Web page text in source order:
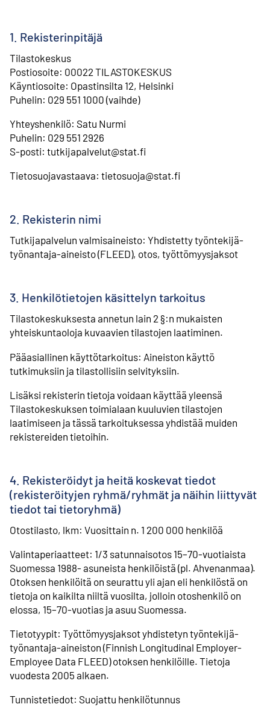
1. Rekisterinpitäjä
Tilastokeskus
Postiosoite: 00022 TILASTOKESKUS
Käyntiosoite: Opastinsilta 12, Helsinki
Puhelin: 029 551 1000 (vaihde)
Yhteyshenkilö: Satu Nurmi
⁠Puhelin: 029 551 2926
⁠S-posti: tutkijapalvelut@stat.fi
Tietosuojavastaava: tietosuoja@stat.fi
2. Rekisterin nimi
Tutkijapalvelun valmisaineisto: Yhdistetty työntekijä-
työnantaja-aineisto (FLEED), otos, työttömyysjaksot
3. Henkilötietojen käsittelyn tarkoitus
Tilastokeskuksesta annetun lain 2 §:n mukaisten
yhteiskuntaoloja kuvaavien tilastojen laatiminen.
Pääasiallinen käyttötarkoitus: Aineiston käyttö
tutkimuksiin ja tilastollisiin selvityksiin.
Lisäksi rekisterin tietoja voidaan käyttää yleensä
Tilastokeskuksen toimialaan kuuluvien tilastojen
laatimiseen ja tässä tarkoituksessa yhdistää muiden
rekistereiden tietoihin.
4. Rekisteröidyt ja heitä koskevat tiedot
(rekisteröityjen ryhmä/ryhmät ja näihin liittyvät
tiedot tai tietoryhmä)
Otostilasto, lkm: Vuosittain n. 1 200 000 henkilöä
Valintaperiaatteet: 1/3 satunnaisotos 15–70-vuotiaista
Suomessa 1988- asuneista henkilöistä (pl. Ahvenanmaa).
Otoksen henkilöitä on seurattu yli ajan eli henkilöstä on
tietoja on kaikilta niiltä vuosilta, jolloin otoshenkilö on
elossa, 15–70-vuotias ja asuu Suomessa.
Tietotyypit: Työttömyysjaksot yhdistetyn työntekijä-
työnantaja-aineiston (Finnish Longitudinal Employer-
Employee Data FLEED) otoksen henkilöille. Tietoja
vuodesta 2005 alkaen.
Tunnistetiedot: Suojattu henkilötunnus